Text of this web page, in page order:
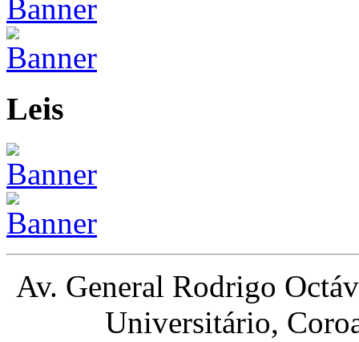
Leis
Av. General Rodrigo
Universitário,